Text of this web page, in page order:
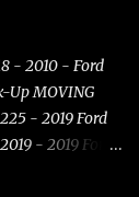
- 2010 - Ford
Up MOVING
- 2019 Ford
- 2019 Ford